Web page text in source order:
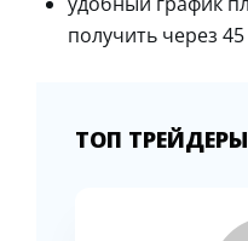
получить через
ТОП ТРЕЙДЕРЫ